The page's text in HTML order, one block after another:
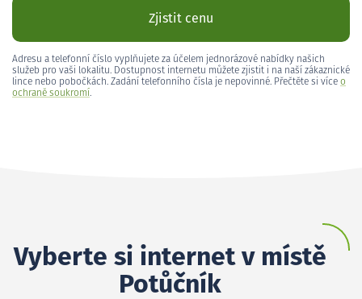
Zjistit cenu
Adresu a telefonní číslo vyplňujete za účelem jednorázové nabídky našich
služeb pro vaši lokalitu. Dostupnost internetu můžete zjistit i na naší zákaznické
lince nebo pobočkách. Zadání telefonního čísla je nepovinné. Přečtěte si více o
ochraně soukromí.
Vyberte si internet v místě
Potůčník